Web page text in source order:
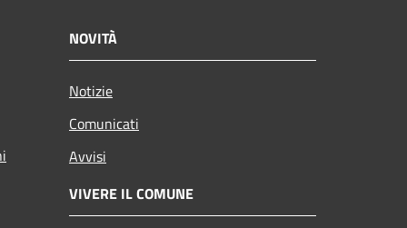
NOVITÀ
Notizie
Comunicati
Avvisi
VIVERE IL COMUNE